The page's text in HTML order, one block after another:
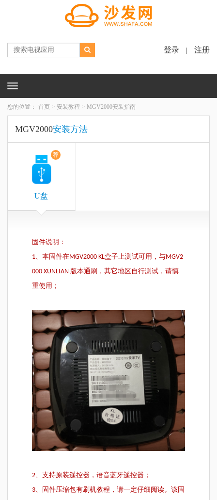
登录 注册
Toggle
您的位置： 首页 安装教程 MGV2000安装指南
MGV2000安装方法
荐
U盘
固件说明：
1、本固件在MGV2000 KL盒子上测试可用，与MGV2
000 XUNLIAN 版本通刷，其它地区自行测试，请慎
重使用；
2、支持原装遥控器，语音蓝牙遥控器；
3、固件压缩包有刷机教程，请一定仔细阅读。该固